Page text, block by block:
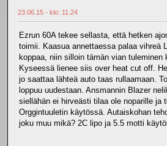
23.06.15 - klo: 11.24
Ezrun 60A tekee sellasta, että hetken
toimii. Kaasua annettaessa palaa vihreä
koppaa, niin silloin tämän vian tuleminen
Kyseessä lienee siis over heat cut off.
jo saattaa lähteä auto taas rullaamaan.
loppuu uudestaan. Ansmannin Blazer
siellähän ei hirveästi tilaa ole noparille ja
Orggintuuletin käytössä. Autaiskohan
joku muu mikä? 2C lipo ja 5.5 motti